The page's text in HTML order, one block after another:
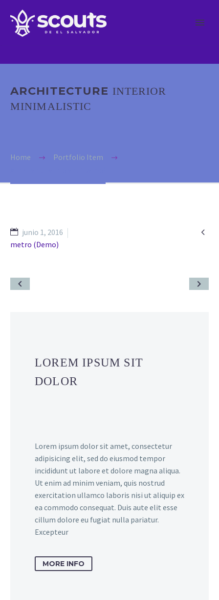
ARCHITECTURE INTERIOR
MINIMALISTIC
Home
Portfolio Item

junio 1, 2016
metro (Demo)
LOREM IPSUM SIT
DOLOR
Lorem ipsum dolor sit amet, consectetur
adipisicing elit, sed do eiusmod tempor
incididunt ut labore et dolore magna aliqua.
Ut enim ad minim veniam, quis nostrud
exercitation ullamco laboris nisi ut aliquip ex
ea commodo consequat. Duis aute elit esse
cillum dolore eu fugiat nulla pariatur.
Excepteur
MORE INFO